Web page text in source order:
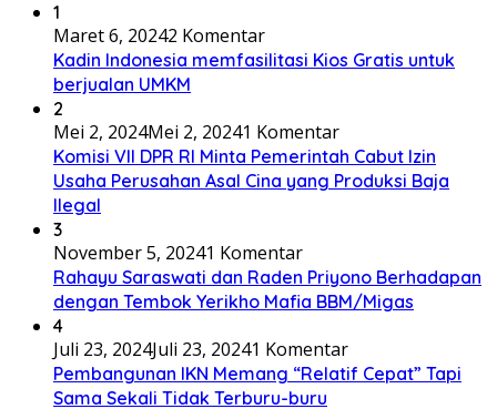
1
Maret 6, 20242 Komentar
Kadin Indonesia memfasilitasi Kios Gratis untuk
berjualan UMKM
2
Mei 2, 2024Mei 2, 20241 Komentar
Komisi VII DPR RI Minta Pemerintah Cabut Izin
Usaha Perusahan Asal Cina yang Produksi Baja
Ilegal
3
November 5, 20241 Komentar
Rahayu Saraswati dan Raden Priyono Berhadapan
dengan Tembok Yerikho Mafia BBM/Migas
4
Juli 23, 2024Juli 23, 20241 Komentar
Pembangunan IKN Memang “Relatif Cepat” Tapi
Sama Sekali Tidak Terburu-buru